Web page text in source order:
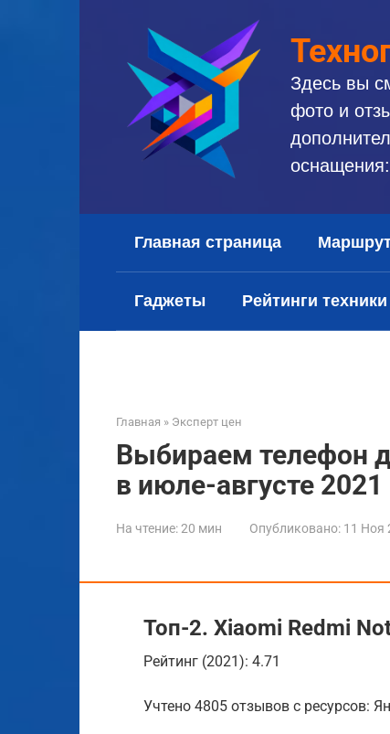
Здесь вы
фото и
Главная страница
Гаджеты Рейтинги техники
Главная » Эксперт цен
Выбираем телефон
в июле-августе 2021
На чтение:20 мин Опубликовано: 11 Ноя
Топ-2. Xiaomi Redmi
Рейтинг (2021): 4.71
Учтено 4805 отзывов с ресурсов: